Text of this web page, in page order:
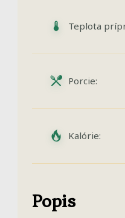
Teplota
Porcie:
Kalórie:
Popis